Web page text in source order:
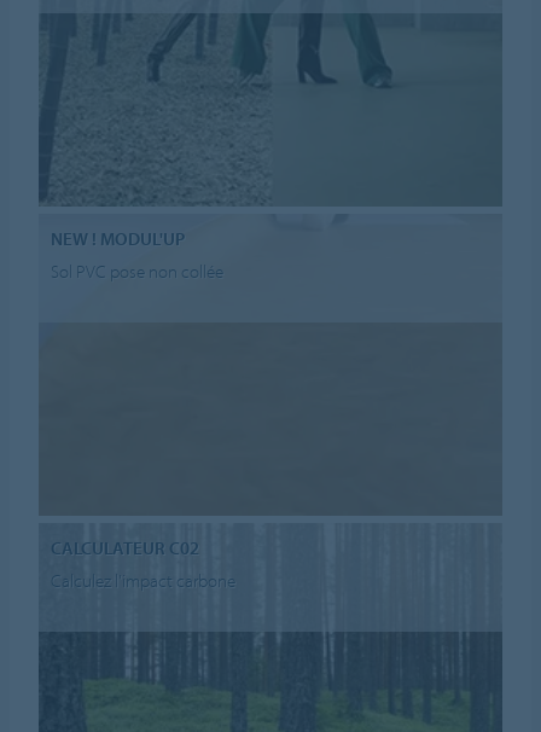
NEW ! MODUL'UP
Sol PVC pose non collée
CALCULATEUR C02
Calculez l'impact carbone